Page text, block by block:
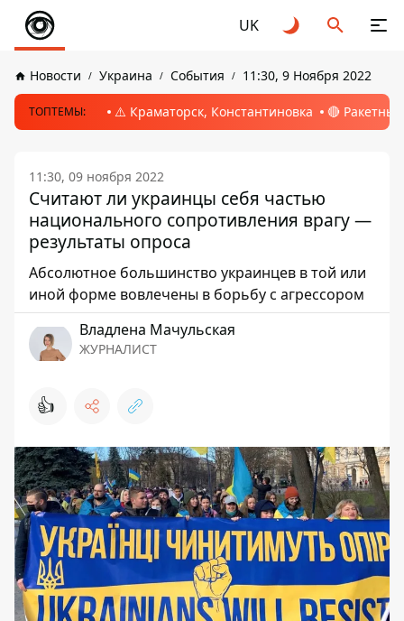
UK
Новости Украина События 11:30, 9 Ноября 2022
ТОПТЕМЫ: ⚠️ Краматорск, Константиновка 🔴
11:30, 09 ноября 2022
Считают ли украинцы себя частью
национального сопротивления врагу —
результаты опроса
Абсолютное большинство украинцев в той или
иной форме вовлечены в борьбу с агрессором
Владлена Мачульская
ЖУРНАЛИСТ
👍